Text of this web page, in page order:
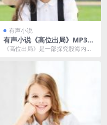
有声小说
有声小说《高位出局》MP3免
费打包 周建龙播音 33集全
《高位出局》是一部探究股海内幕